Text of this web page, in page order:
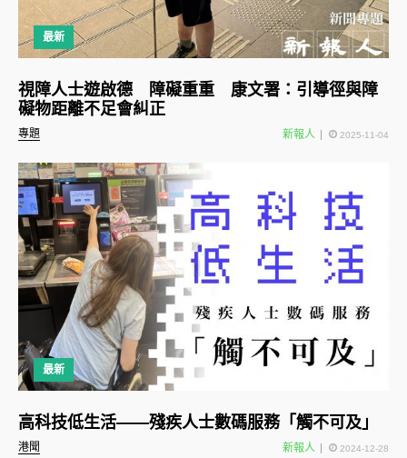
最新
專題
視障人士遊啟德 障礙重重 康文署：引導徑與障
礙物距離不足會糾正
新報人 2025-11-04
最新
港聞
高科技低生活——殘疾人士數碼服務「觸不可及」
新報人 2024-12-28